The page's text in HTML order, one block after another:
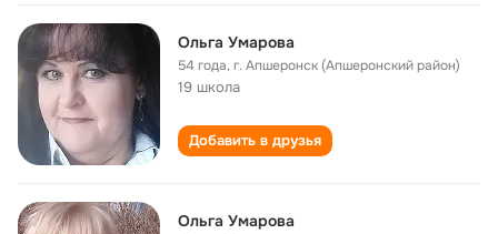
Ольга Умарова
54 года,г. Апшеронск (Апшеронский район)
19 школа
Добавить в друзья
Ольга Умарова